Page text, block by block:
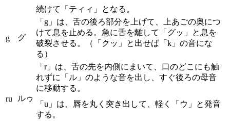
続けて「ティィ」となる。
g グ
「g」は、舌の後ろ部分を上げて、上あごの奥につ
けて息を止める。急に舌を離して「グッ」と息を
破裂させる。（「クッ」と出せば「k」の音にな
る）
ru ルゥ
「r」は、舌の先を内側にまいて、口のどこにも触
れずに「ル」のような音を出し、すぐ後ろの母音
に移動する。
「u」は、唇を丸く突き出して、軽く「ウ」と発音
する。